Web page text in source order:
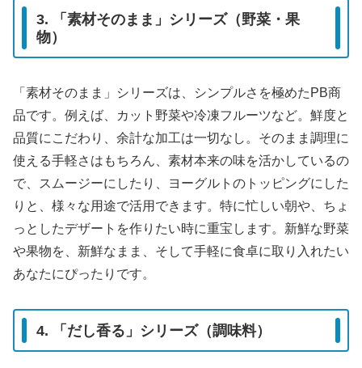
3. 「素材そのまま」シリーズ（野菜・果
物）
「素材そのまま」シリーズは、シンプルさを極めたPB商
品です。例えば、カット野菜や冷凍フルーツなど。鮮度と
品質にこだわり、余計な加工は一切なし。そのまま調理に
使える手軽さはもちろん、素材本来の味を活かしているの
で、スムージーにしたり、ヨーグルトのトッピングにした
りと、様々な用途で活用できます。特に忙しい朝や、ちょ
っとしたデザートを作りたい時に重宝します。新鮮な野菜
や果物を、新鮮なまま、そして手軽に食卓に取り入れたい
あなたにぴったりです。
4. 「だし香る」シリーズ（調味料）